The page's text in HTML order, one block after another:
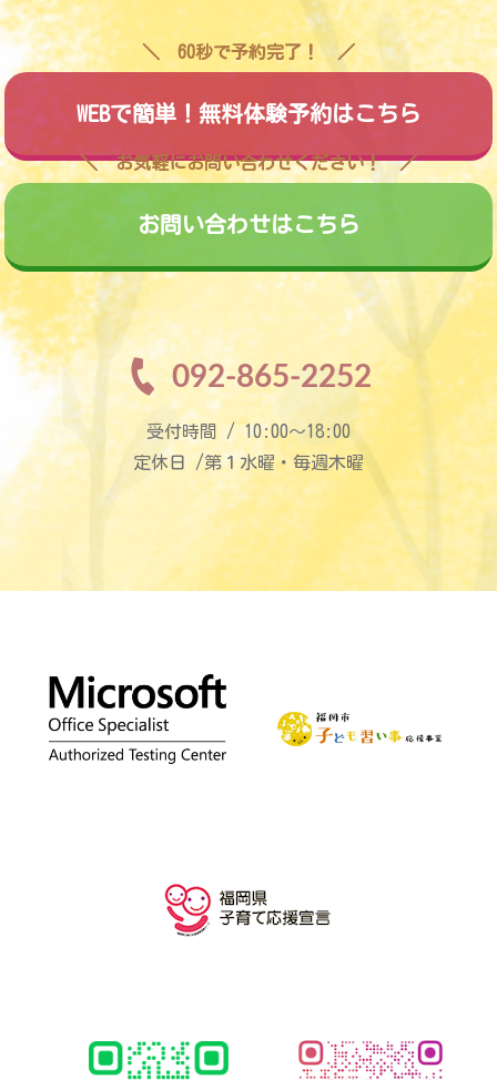
60秒で予約完了！
WEBで簡単！無料体験予約はこちら
お気軽にお問い合わせください！
お問い合わせはこちら
092-865-2252
受付時間 / 10:00〜18:00
定休日 /第１水曜・毎週木曜